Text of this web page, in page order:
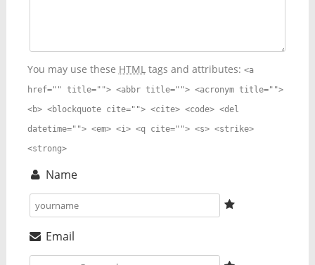
You may use these HTMLtags and attributes: <a
href="" title=""> <abbr title=""> <acronym title="">
<b> <blockquote cite=""> <cite> <code> <del
datetime=""> <em> <i> <q cite=""> <s> <strike>
<strong>
Name
Email